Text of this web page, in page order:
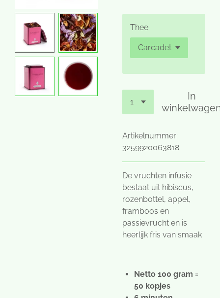
Thee
In
Artikelnummer:
3259920063818
De vruchten infusie
bestaat uit hibiscus,
rozenbottel, appel,
framboos en
passievrucht en is
heerlijk fris van smaak
Netto 100 gram =
50 kopjes